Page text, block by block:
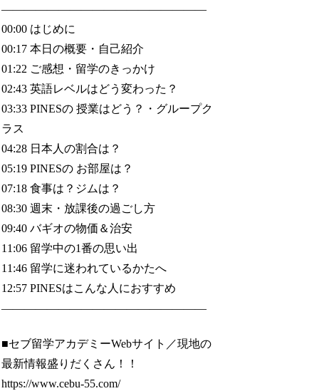
——————————————————
00:00 はじめに
00:17 本日の概要・自己紹介
01:22 ご感想・留学のきっかけ
02:43 英語レベルはどう変わった？
03:33 PINESの 授業はどう？・グループク
ラス
04:28 日本人の割合は？
05:19 PINESの お部屋は？
07:18 食事は？ジムは？
08:30 週末・放課後の過ごし方
09:40 バギオの物価＆治安
11:06 留学中の1番の思い出
11:46 留学に迷われているかたへ
12:57 PINESはこんな人におすすめ
——————————————————
■セブ留学アカデミーWebサイト／現地の
最新情報盛りだくさん！！
https://www.cebu-55.com/